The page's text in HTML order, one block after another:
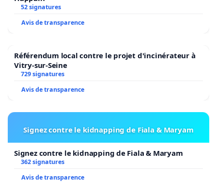
52 signatures
Avis de transparence
Référendum local contre le projet d'incinérateur à
Vitry-sur-Seine
729 signatures
Avis de transparence
Signez contre le kidnapping de Fiala & Maryam
Signez contre le kidnapping de Fiala & Maryam
362 signatures
Avis de transparence